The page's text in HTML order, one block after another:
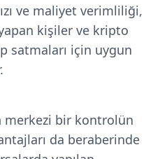
ve maliyet verimliliği,
kişiler ve kripto
satmaları için uygun
merkezi bir kontrolün
da beraberinde